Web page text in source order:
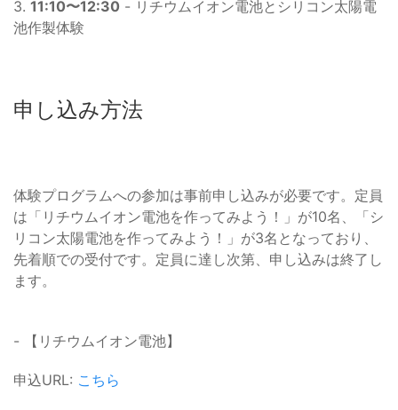
3. 11:10〜12:30 - リチウムイオン電池とシリコン太陽電
池作製体験
申し込み方法
体験プログラムへの参加は事前申し込みが必要です。定員
は「リチウムイオン電池を作ってみよう！」が10名、「シ
リコン太陽電池を作ってみよう！」が3名となっており、
先着順での受付です。定員に達し次第、申し込みは終了し
ます。
- 【リチウムイオン電池】
申込URL: こちら